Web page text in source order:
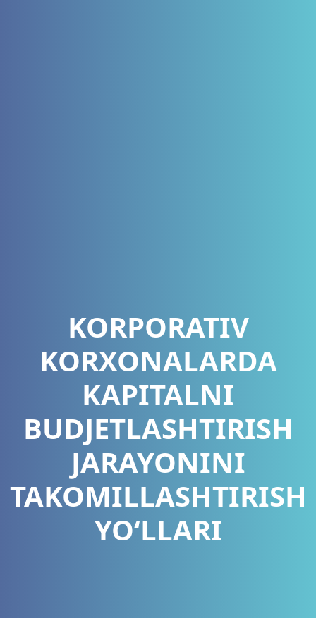
KORPORATIV
KORXONALARDA
KAPITALNI
BUDJETLASHTIRISH
JARAYONINI
TAKOMILLASHTIRISH
YO‘LLARI